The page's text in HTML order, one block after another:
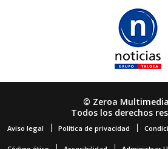
© Zeroa
Todos los derechos
Aviso legal Política de privacidad